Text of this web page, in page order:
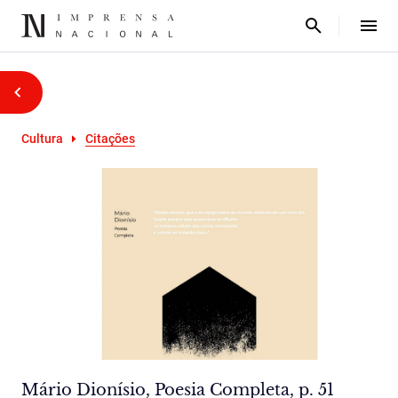
Cultura Citações
Mário Dionísio, Poesia Completa, p. 51